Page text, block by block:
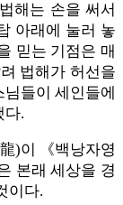
해는 손을 써서
아래에 눌러 놓
믿는 기점은 매
법해가 허선을
들이 세인들에
다.
)이 《백낭자영
본래 세상을 경
이다.